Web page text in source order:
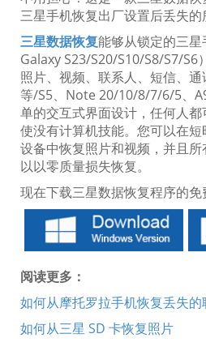
三星手机恢复出厂设置后丢失的
三星数据恢复能够从锁定的三
Galaxy S23/S20/S10/S8/S7/S6
照片、视频、联系人、短信、
等/S5、Note 20/10/8/7/6/5、
单的交互式界面设计，任何人
使没有计算机技能。您可以在
设备中恢复照片和视频，并且
以以零质量损失恢复。
现在下载三星数据恢复程序的免
阅读更多：
如何从摩托罗拉手机恢复丢失的
如何从三星 SD 卡恢复照片